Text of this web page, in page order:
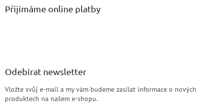
Přijímáme online platby
Odebírat newsletter
Vložte svůj e-mail a my vám budeme zasílat informace o nových
produktech na našem e-shopu.